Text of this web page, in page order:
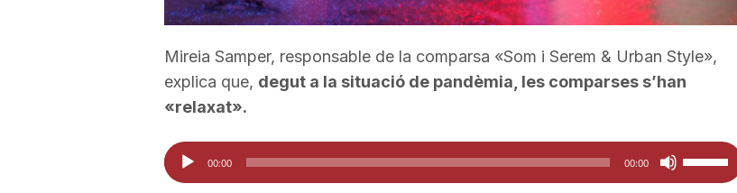
a
Mireia Samper, responsable de la comparsa «Som i Serem & Urban Style»,
explica que, degut a la situació de pandèmia, les comparses s’han
«relaxat».
Reproductor
d'àudio
00:00 00:00
Feu
servir